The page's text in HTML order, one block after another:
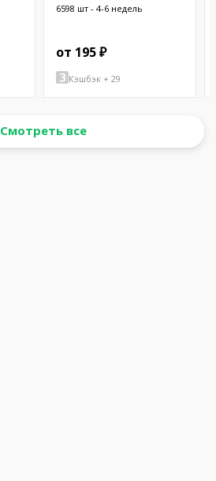
Ø9,4x6,5мм; SMT
6598 шт - 4-6 недель
от 195 ₽
Кэшбэк + 29
Смотреть все